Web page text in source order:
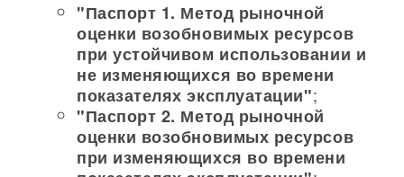
"Паспорт 1. Метод рыночной
оценки возобновимых ресурсов
при устойчивом использовании и
не изменяющихся во времени
показателях эксплуатации";
"Паспорт 2. Метод рыночной
оценки возобновимых ресурсов
при изменяющихся во времени